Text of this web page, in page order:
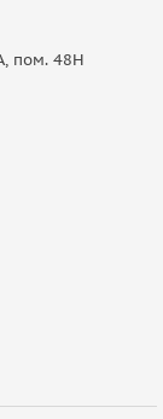
пом. 48Н